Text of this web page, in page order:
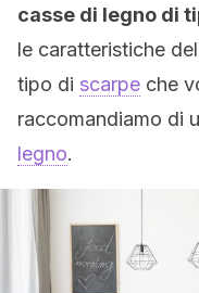
casse di legno di
le caratteristiche
tipo di scarpe che
raccomandiamo di
legno.